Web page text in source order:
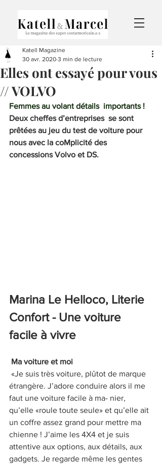
Elles ont essayé pour vous
// VOLVO
Katell Magazine
30 avr. 2020 3 min de lecture
Femmes au volant détails  importants !
Deux cheffes d’entreprises  se sont
prêtées au jeu du test de voiture pour
nous avec la coMplicité des
concessions Volvo et DS.
Marina Le Helloco, Literie
Confort - Une voiture
facile à vivre
Ma voiture et moi
étrangère. J’adore conduire alors il me
faut une voiture facile à ma- nier,
qu’elle «roule toute seule» et qu’elle ait
un coffre assez grand pour mettre ma
chienne ! J’aime les 4X4 et je suis
attentive aux options, aux détails, aux
gadgets. Je regarde même les gentes